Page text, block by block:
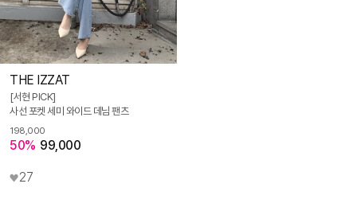
THE IZZAT
[서현 PICK]
사선 포켓 세미 와이드 데님 팬츠
198,000
50% 99,000
27